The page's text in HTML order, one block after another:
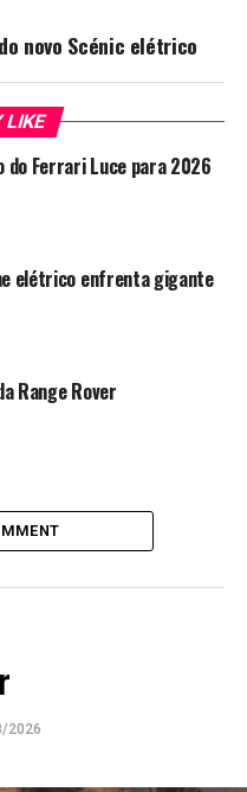
novo Scénic elétrico
LIKE
do Ferrari Luce para 2026
elétrico enfrenta gigante
Range Rover
2026